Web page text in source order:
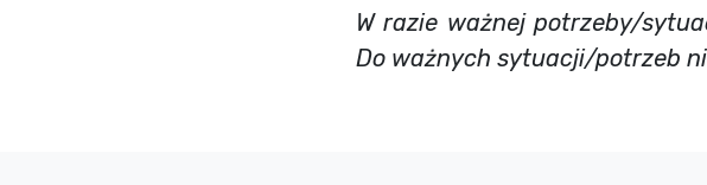
W razie ważnej potrzeby/
Do ważnych sytuacji/potrzeb